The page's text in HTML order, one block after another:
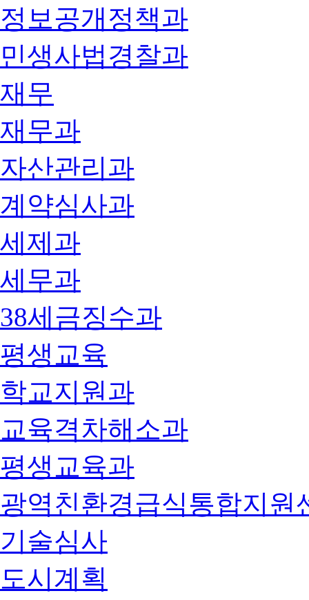
정보공개정책과
민생사법경찰과
재무
재무과
자산관리과
계약심사과
세제과
세무과
38세금징수과
평생교육
학교지원과
교육격차해소과
평생교육과
광역친환경급식통합지원
기술심사
도시계획